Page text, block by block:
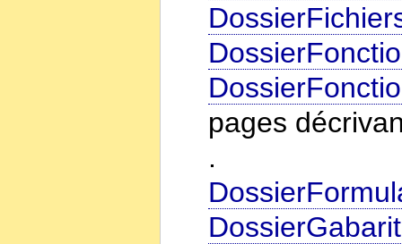
pages
.
DossierGabarit